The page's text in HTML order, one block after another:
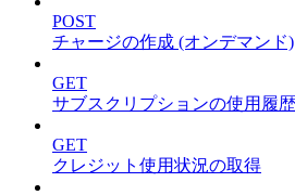
POST
チャージの作成 (オンデマンド)
GET
サブスクリプションの使用履
GET
クレジット使用状況の取得